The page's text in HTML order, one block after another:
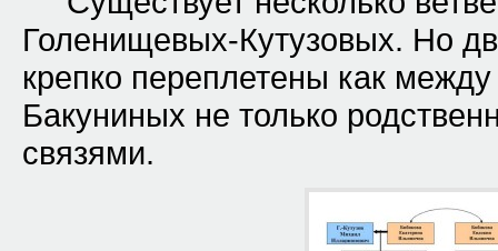
Голенищевых-Кутузовых. Но
крепко переплетены как
Бакуниных не только
связями.